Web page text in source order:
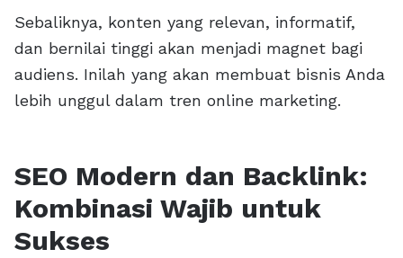
Sebaliknya, konten yang relevan, informatif,
dan bernilai tinggi akan menjadi magnet bagi
audiens. Inilah yang akan membuat bisnis Anda
lebih unggul dalam tren online marketing.
SEO Modern dan Backlink:
Kombinasi Wajib untuk
Sukses